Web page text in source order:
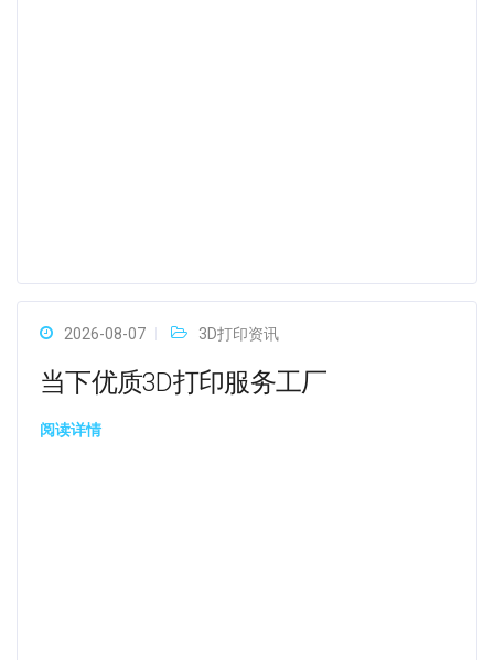
2026-08-07 3D打印资讯
当下优质3D打印服务工厂
阅读详情